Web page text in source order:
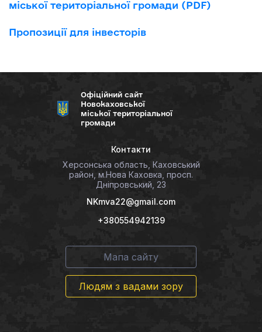
міської територіальної громади (PDF)
Пропозиції для інвесторів
Офіційний сайт
Новокаховської
міської територіальної
громади
Контакти
Херсонська область, Каховський
район, м.Нова Каховка, просп.
Дніпровський, 23
NKmva22@gmail.com
+380554942139
Мапа сайту
Людям з вадами зору